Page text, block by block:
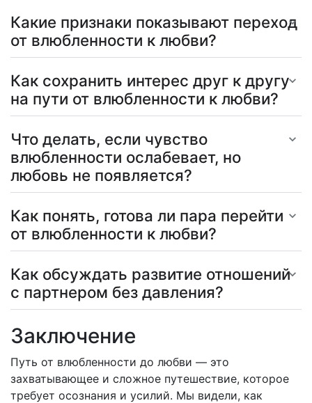
Какие признаки показывают переход
от влюбленности к любви?
Как сохранить интерес друг к другу
на пути от влюбленности к любви?
Что делать, если чувство
влюбленности ослабевает, но
любовь не появляется?
Как понять, готова ли пара перейти
от влюбленности к любви?
Как обсуждать развитие отношений
с партнером без давления?
Заключение
Путь от влюбленности до любви — это
захватывающее и сложное путешествие, которое
требует осознания и усилий. Мы видели, как